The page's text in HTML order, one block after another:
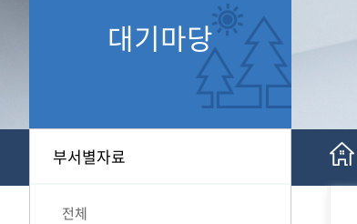
대기마당
부서별자료
전체